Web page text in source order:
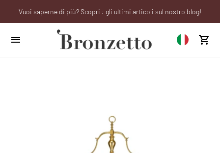
We will be closed from 10th to 21st August
Vuoi saperne di più? Scopri : gli ultimi articoli sul nostro blog!